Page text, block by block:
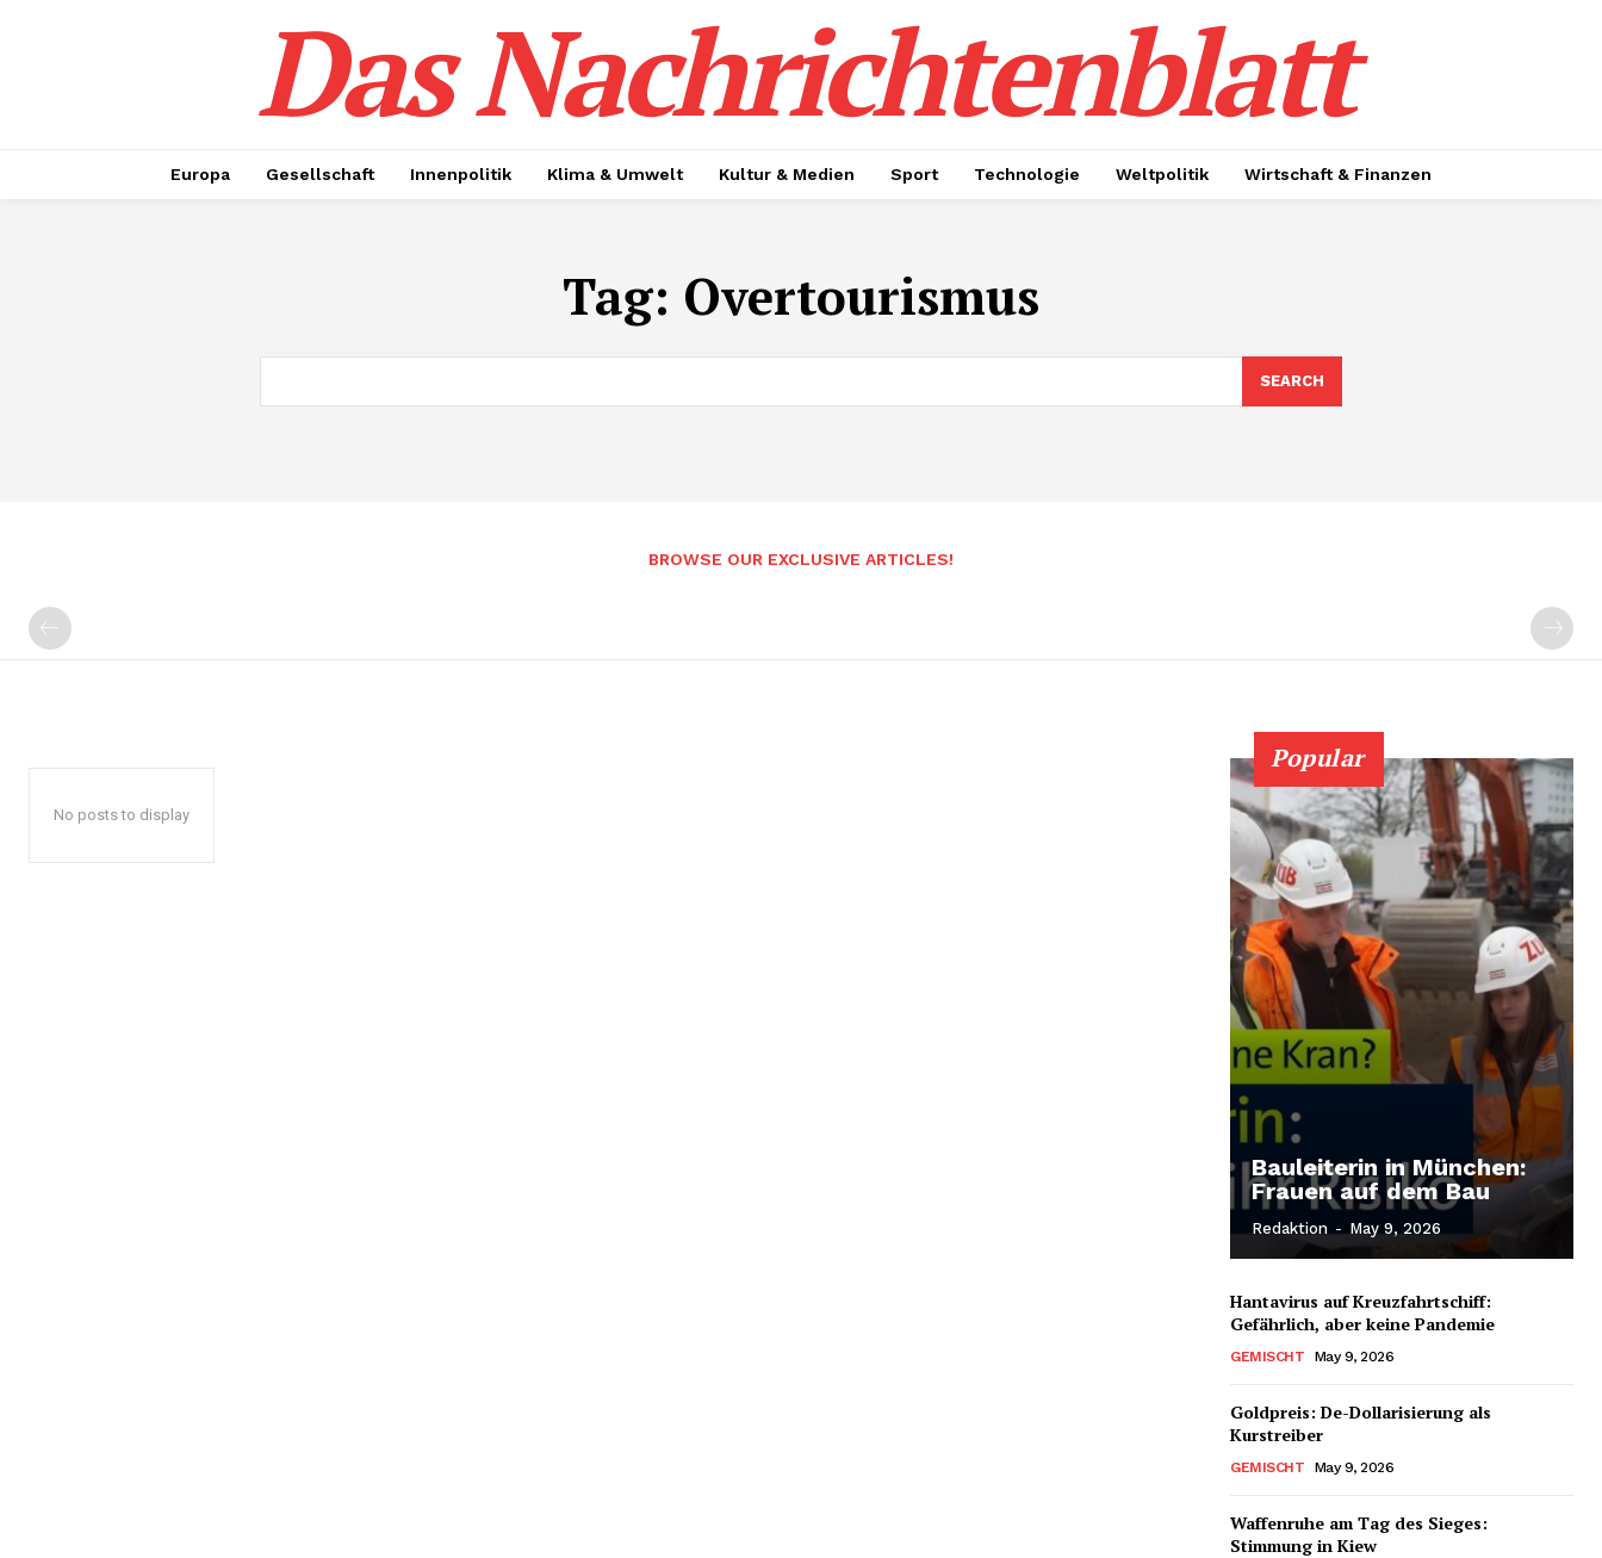
Das Nachrichtenblatt
Europa Gesellschaft Innenpolitik Klima & Umwelt Kultur & Medien Sport Technologie Weltpolitik Wirtschaft & Finanzen
Tag: Overtourismus
SEARCH
BROWSE OUR EXCLUSIVE ARTICLES!
No posts to display
Popular
Bauleiterin in München:
Frauen auf dem Bau
Redaktion - May 9, 2026
Hantavirus auf Kreuzfahrtschiff:
Gefährlich, aber keine Pandemie
GEMISCHT May 9, 2026
Goldpreis: De-Dollarisierung als
Kurstreiber
GEMISCHT May 9, 2026
Waffenruhe am Tag des Sieges:
Stimmung in Kiew